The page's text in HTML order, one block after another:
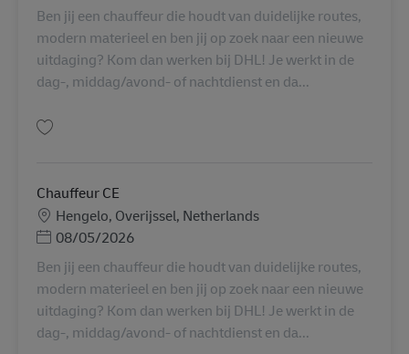
Ben jij een chauffeur die houdt van duidelijke routes,
modern materieel en ben jij op zoek naar een nieuwe
uitdaging? Kom dan werken bij DHL! Je werkt in de
dag-, middag/avond- of nachtdienst en da...
Chauffeur CE
Localização
Hengelo, Overijssel, Netherlands
Posted Date
08/05/2026
Ben jij een chauffeur die houdt van duidelijke routes,
modern materieel en ben jij op zoek naar een nieuwe
uitdaging? Kom dan werken bij DHL! Je werkt in de
dag-, middag/avond- of nachtdienst en da...